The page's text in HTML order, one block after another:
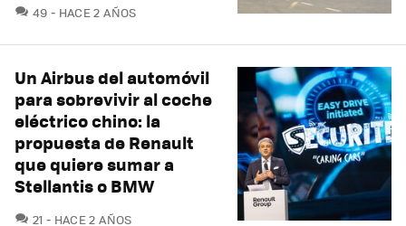
49 COMENTARIOS
HACE 2 AÑOS
Un Airbus del automóvil
para sobrevivir al coche
eléctrico chino: la
propuesta de Renault
que quiere sumar a
Stellantis o BMW
21 COMENTARIOS
HACE 2 AÑOS